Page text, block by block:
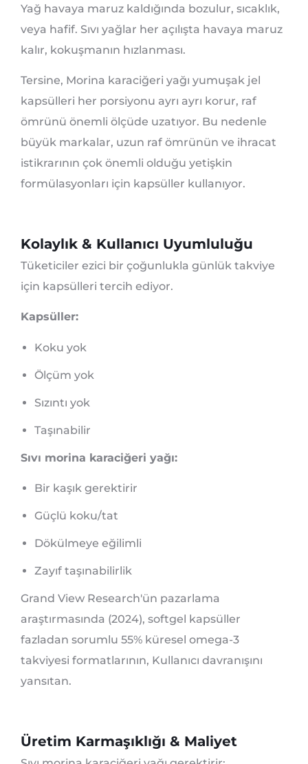
Yağ havaya maruz kaldığında bozulur, sıcaklık,
veya hafif. Sıvı yağlar her açılışta havaya maruz
kalır, kokuşmanın hızlanması.
Tersine, Morina karaciğeri yağı yumuşak jel
kapsülleri her porsiyonu ayrı ayrı korur, raf
ömrünü önemli ölçüde uzatıyor. Bu nedenle
büyük markalar, uzun raf ömrünün ve ihracat
istikrarının çok önemli olduğu yetişkin
formülasyonları için kapsüller kullanıyor.
Kolaylık & Kullanıcı Uyumluluğu
Tüketiciler ezici bir çoğunlukla günlük takviye
için kapsülleri tercih ediyor.
Kapsüller:
Koku yok
Ölçüm yok
Sızıntı yok
Taşınabilir
Sıvı morina karaciğeri yağı:
Bir kaşık gerektirir
Güçlü koku/tat
Dökülmeye eğilimli
Zayıf taşınabilirlik
Grand View Research'ün pazarlama
araştırmasında (2024), softgel kapsüller
fazladan sorumlu 55% küresel omega-3
takviyesi formatlarının, Kullanıcı davranışını
yansıtan.
Üretim Karmaşıklığı & Maliyet